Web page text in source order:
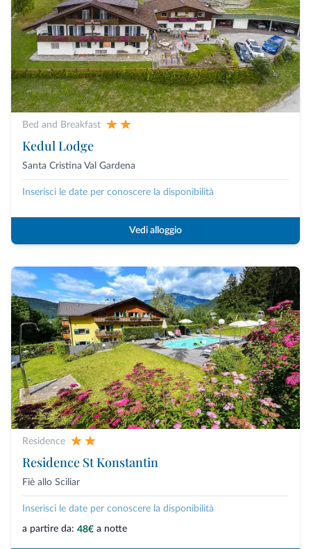
Bed and Breakfast
Kedul Lodge
Santa Cristina Val Gardena
Inserisci le date per conoscere la disponibilità
Vedi alloggio
Residence
Residence St Konstantin
Fiè allo Sciliar
Inserisci le date per conoscere la disponibilità
a partire da: 48€ a notte